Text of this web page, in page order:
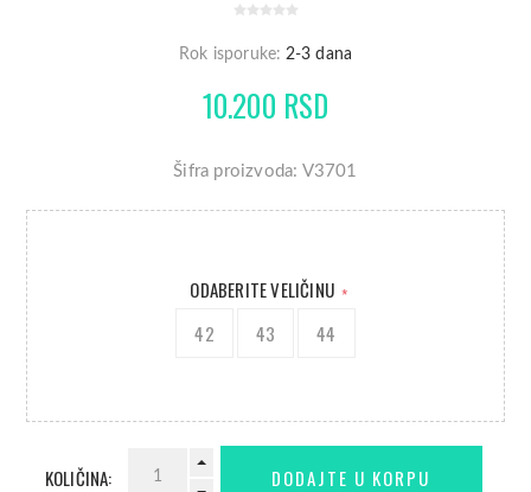
Rok isporuke: 2-3 dana
10.200 RSD
Šifra proizvoda: V3701
ODABERITE VELIČINU *
42 43 44
KOLIČINA: